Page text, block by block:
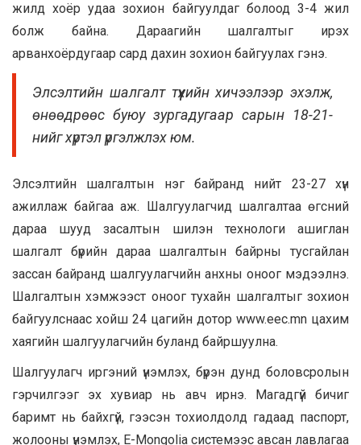
жилд хоёр удаа зохион байгуулдаг болоод 3-4 жил
болж байна. Дараагийн шалгалтыг ирэх
арванхоёрдугаар сард дахин зохион байгуулах гэнэ.
Элсэлтийн шалгалт түүхийн хичээлээр эхэлж,
өнөөдрөөс буюу зургадугаар сарын 18-21-
нийг хүртэл үргэлжлэх юм.
Элсэлтийн шалгалтын нэг байранд нийт 23-27 хүн
ажиллаж байгаа аж. Шалгуулагчид шалгалтаа өгсний
дараа шууд засалтын шилэн технологи ашиглан
шалгалт бүрийн дараа шалгалтын байрны тусгайлан
зассан байранд шалгуулагчийн анхны оноог мэдээлнэ.
Шалгалтын хэмжээст оноог тухайн шалгалтыг зохион
байгуулснаас хойш 24 цагийн дотор www.eec.mn цахим
хаягийн шалгуулагчийн буланд байршуулна.
Шалгуулагч иргэний үнэмлэх, бүрэн дунд боловсролын
гэрчилгээг эх хувиар нь авч ирнэ. Магадгүй бичиг
баримт нь байхгүй, гээсэн тохиолдолд гадаад паспорт,
жолооны үнэмлэх, E-Mongolia системээс авсан лавлагаа